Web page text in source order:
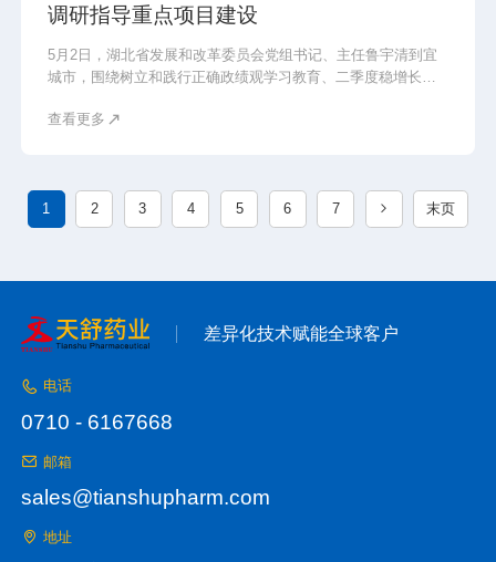
调研指导重点项目建设
5月2日，湖北省发展和改革委员会党组书记、主任鲁宇清到宜
城市，围绕树立和践行正确政绩观学习教育、二季度稳增长、
专题调研。襄阳市委常委、常务副市长孟艳清和宜城市委书记
查看更多
1 2 3 4 5 6 7 末页
差异化技术赋能全球客户
电话
0710 - 6167668
邮箱
sales@tianshupharm.com
地址